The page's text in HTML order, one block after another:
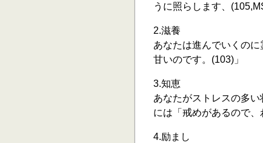
うに照らします、
2.滋養
あなたは進んでいくの
甘いのです。(103)」
3.知恵
あなたがストレスの多
には「戒めがあるので、
4.励まし